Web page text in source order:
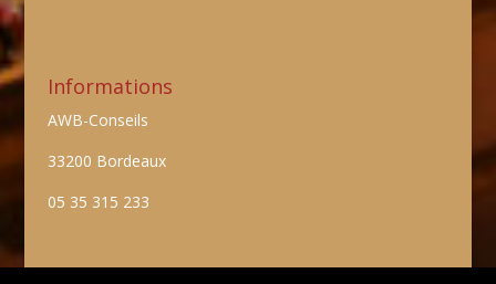
Informations
AWB-Conseils
33200 Bordeaux
05 35 315 233